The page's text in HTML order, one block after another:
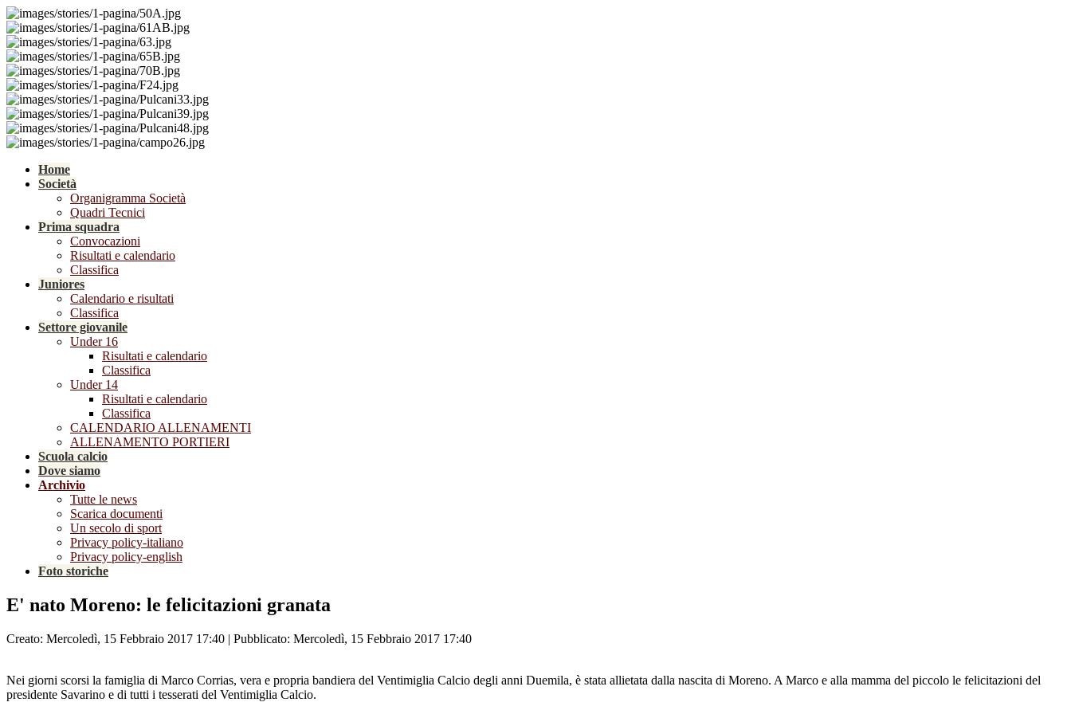
Home
Società
Organigramma Società
Quadri Tecnici
Prima squadra
Convocazioni
Risultati e calendario
Classifica
Juniores
Calendario e risultati
Classifica
Settore giovanile
Under 16
Risultati e calendario
Classifica
Under 14
Risultati e calendario
Classifica
CALENDARIO ALLENAMENTI
ALLENAMENTO PORTIERI
Scuola calcio
Dove siamo
Archivio
Tutte le news
Scarica documenti
Un secolo di sport
Privacy policy-italiano
Privacy policy-english
Foto storiche
E' nato Moreno: le felicitazioni granata
Creato: Mercoledì, 15 Febbraio 2017 17:40 | Pubblicato: Mercoledì, 15 Febbraio 2017 17:40
Nei giorni scorsi la famiglia di Marco Corrias, vera e propria bandiera del Ventimiglia Calcio degli anni Duemila, è stata allietata dalla nascita di Moreno. A Marco e alla mamma del piccolo le felicitazioni del
presidente Savarino e di tutti i tesserati del Ventimiglia Calcio.